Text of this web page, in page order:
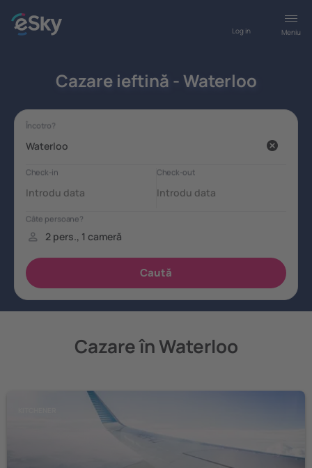
Meniu
Log in
Cazare ieftină - Waterloo
Cazare în Waterloo